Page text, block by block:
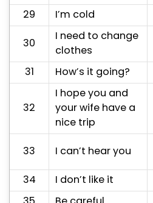
29 I’m cold
30
I need to change
clothes
31 How’s it going?
32
I hope you and
your wife have a
nice trip
33 I can’t hear you
34 I don’t like it